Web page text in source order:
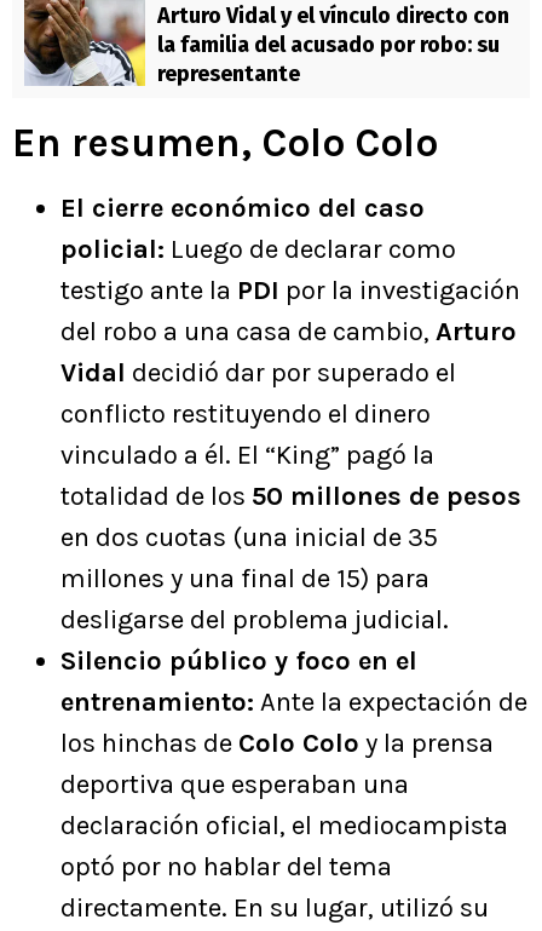
Arturo Vidal y el vínculo directo con
la familia del acusado por robo: su
representante
En resumen, Colo Colo
El cierre económico del caso
policial: Luego de declarar como
testigo ante la PDI por la investigación
del robo a una casa de cambio, Arturo
Vidal decidió dar por superado el
conflicto restituyendo el dinero
vinculado a él. El “King” pagó la
totalidad de los 50 millones de pesos
en dos cuotas (una inicial de 35
millones y una final de 15) para
desligarse del problema judicial.
Silencio público y foco en el
entrenamiento: Ante la expectación de
los hinchas de Colo Colo y la prensa
deportiva que esperaban una
declaración oficial, el mediocampista
optó por no hablar del tema
directamente. En su lugar, utilizó su